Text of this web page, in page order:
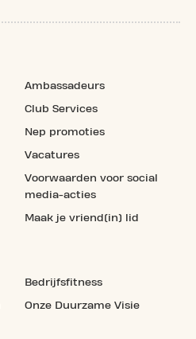
Ambassadeurs
Club Services
Nep promoties
Vacatures
Voorwaarden voor social
media-acties
Maak je vriend(in) lid
Bedrijfsfitness
Onze Duurzame Visie